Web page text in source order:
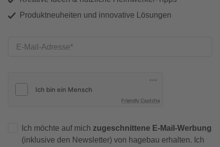
Produktneuheiten und innovative Lösungen
E-Mail-Adresse
Friendly Captcha
Ich möchte auf mich zugeschnittene E-Mail-Werbung
(inklusive den Newsletter) von hagebau erhalten. Ich